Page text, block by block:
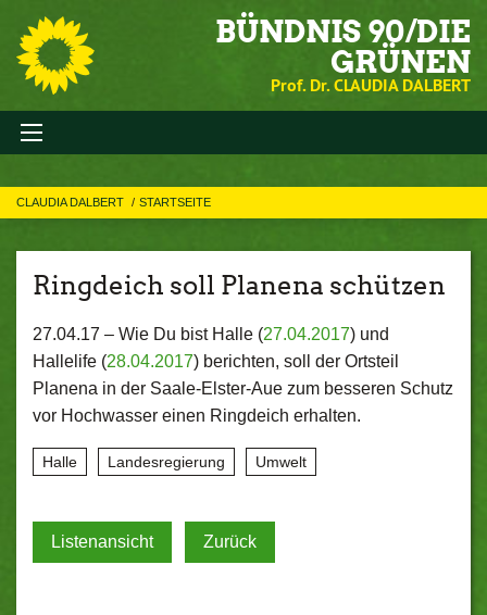
BÜNDNIS 90/DIE
GRÜNEN
Prof. Dr. CLAUDIA DALBERT
CLAUDIA DALBERT STARTSEITE
Ringdeich soll Planena schützen
27.04.17 – Wie Du bist Halle (27.04.2017) und
Hallelife (28.04.2017) berichten, soll der Ortsteil
Planena in der Saale-Elster-Aue zum besseren Schutz
vor Hochwasser einen Ringdeich erhalten.
Halle Landesregierung Umwelt
Listenansicht Zurück